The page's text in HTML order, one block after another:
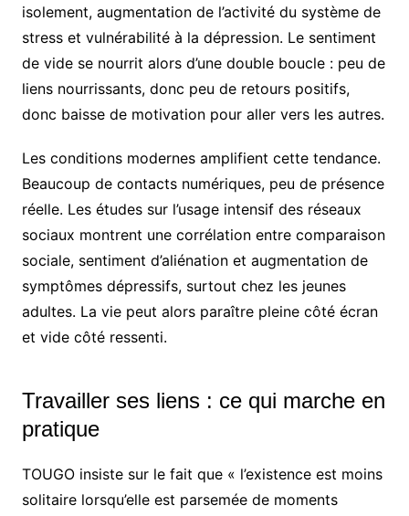
isolement, augmentation de l’activité du système de
stress et vulnérabilité à la dépression. Le sentiment
de vide se nourrit alors d’une double boucle : peu de
liens nourrissants, donc peu de retours positifs,
donc baisse de motivation pour aller vers les autres.
Les conditions modernes amplifient cette tendance.
Beaucoup de contacts numériques, peu de présence
réelle. Les études sur l’usage intensif des réseaux
sociaux montrent une corrélation entre comparaison
sociale, sentiment d’aliénation et augmentation de
symptômes dépressifs, surtout chez les jeunes
adultes. La vie peut alors paraître pleine côté écran
et vide côté ressenti.
Travailler ses liens : ce qui marche en
pratique
TOUGO insiste sur le fait que « l’existence est moins
solitaire lorsqu’elle est parsemée de moments